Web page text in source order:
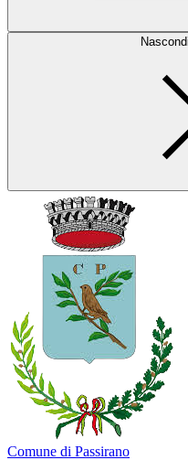
Comune di Passirano